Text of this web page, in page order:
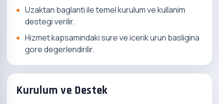
Uzaktan baglanti ile temel kurulum ve kullanim
destegi verilir.
Hizmet kapsamindaki sure ve icerik urun basligina
gore degerlendirilir.
Kurulum ve Destek